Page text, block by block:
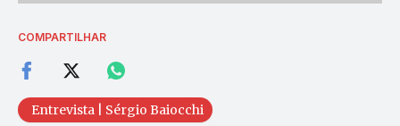
COMPARTILHAR
Entrevista | Sérgio Baiocchi